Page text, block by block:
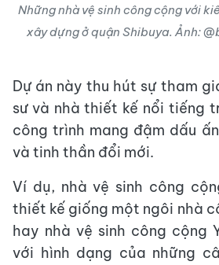
Những nhà vệ sinh công cộng với
xây dựng ở quận Shibuya. Ảnh:
Dự án này thu hút sự tham
sư và nhà thiết kế nổi tiếng
công trình mang đậm dấu
và tinh thần đổi mới.
Ví dụ, nhà vệ sinh công
thiết kế giống một ngôi nhà
hay nhà vệ sinh công cộng
với hình dạng của những